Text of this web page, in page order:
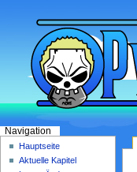
Navigation
Hauptseite
Aktuelle Kapitel